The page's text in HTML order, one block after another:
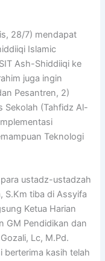
28/7) mendapat
Islamic
Ash-Shiddiiqi ke
juga ingin
Pesantren, 2)
Sekolah (Tahfidz Al-
Teknologi
ustadz-ustadzah
S.Km tiba di Assyifa
Ketua Harian
GM Pendidikan dan
Lc, M.Pd.
berterima kasih telah